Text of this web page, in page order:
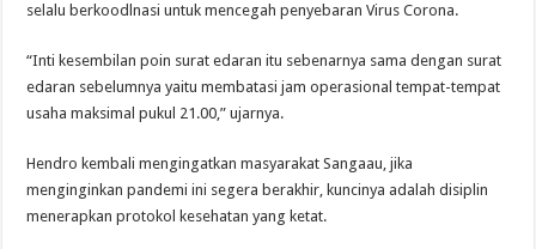
selalu berkoodlnasi untuk mencegah penyebaran Virus Corona.
“Inti kesembilan poin surat edaran itu sebenarnya sama dengan surat
edaran sebelumnya yaitu membatasi jam operasional tempat-tempat
usaha maksimal pukul 21.00,” ujarnya.
Hendro kembali mengingatkan masyarakat Sangaau, jika
menginginkan pandemi ini segera berakhir, kuncinya adalah disiplin
menerapkan protokol kesehatan yang ketat.